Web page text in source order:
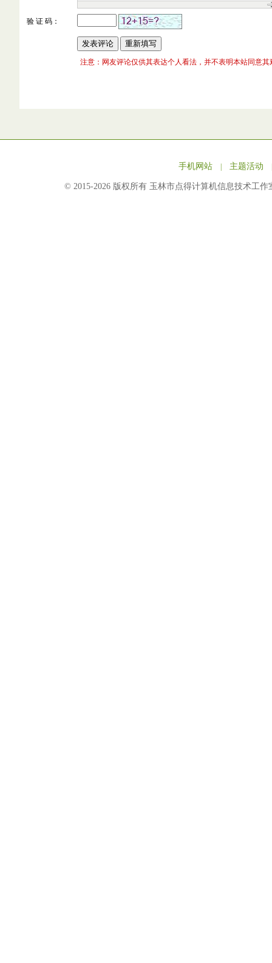
验 证 码：
注意：网友评论仅供其表达个人看法，并不表明本站同意
手机网站 主题活动
© 2015-2026 版权所有 玉林市点得计算机信息技术工